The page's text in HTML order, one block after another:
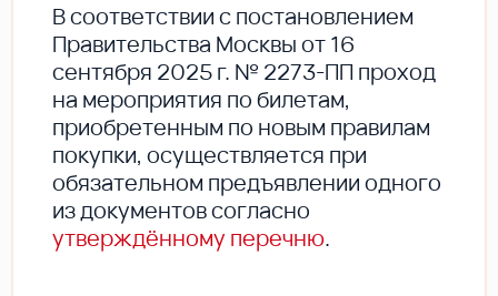
В соответствии с постановлением
Правительства Москвы от 16
сентября 2025 г. № 2273-ПП проход
на мероприятия по билетам,
приобретенным по новым правилам
покупки, осуществляется при
обязательном предъявлении одного
из документов согласно
утверждённому перечню.